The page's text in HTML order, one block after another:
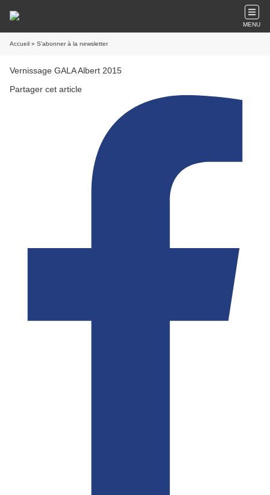
MENU
Accueil » S'abonner à la newsletter
Vernissage GALA Albert 2015
Partager cet article